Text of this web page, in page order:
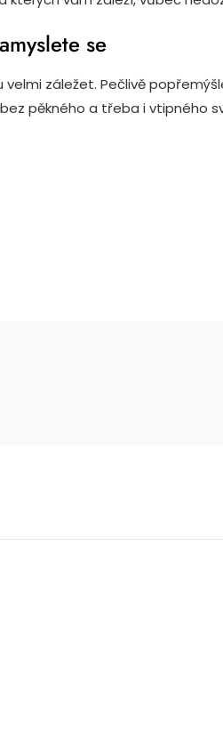
se
záležet. Pečlivě
pěkného a třeba i vtipného